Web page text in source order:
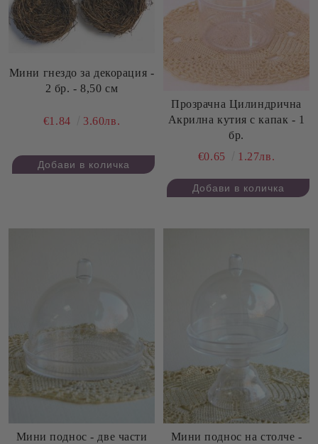
Мини гнездо за декорация -
2 бр. - 8,50 см
€1.84 3.60лв.
Прозрачна Цилиндрична
Акрилна кутия с капак - 1
бр.
€0.65
1.27лв.
Мини поднос - две части
Мини поднос на столче -